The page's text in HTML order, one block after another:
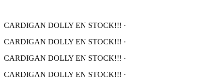
CARDIGAN DOLLY EN STOCK!!! ·
CARDIGAN DOLLY EN STOCK!!! ·
CARDIGAN DOLLY EN STOCK!!! ·
CARDIGAN DOLLY EN STOCK!!! ·